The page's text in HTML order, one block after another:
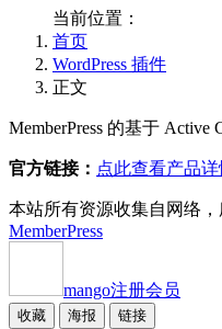
当前位置：
首页
WordPress 插件
正文
MemberPress 的基于 Active
官方链接： 点此查看产品
本站所有资源收集自网络，
MemberPress
mango注册会员
收藏 海报 链接